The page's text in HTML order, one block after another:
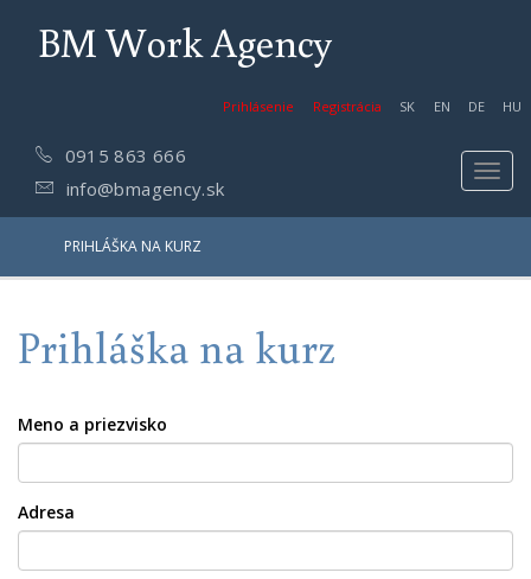
BM Work Agency
Prihlásenie Registrácia SK EN DE HU
0915 863 666
info@bmagency.sk
PRIHLÁŠKA NA KURZ
Prihláška na kurz
Meno a priezvisko
Adresa